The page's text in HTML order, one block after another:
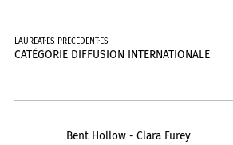
LAURÉAT·ES PRÉCÉDENT·ES
CATÉGORIE DIFFUSION INTERNATIONALE
Bent Hollow - Clara Furey